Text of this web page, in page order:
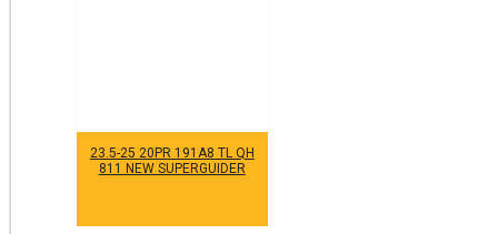
23.5-25 20PR 191A8 TL QH
811 NEW SUPERGUIDER